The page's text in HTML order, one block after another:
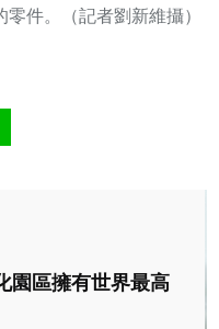
件。（記者劉新維攝）
園區擁有世界最高